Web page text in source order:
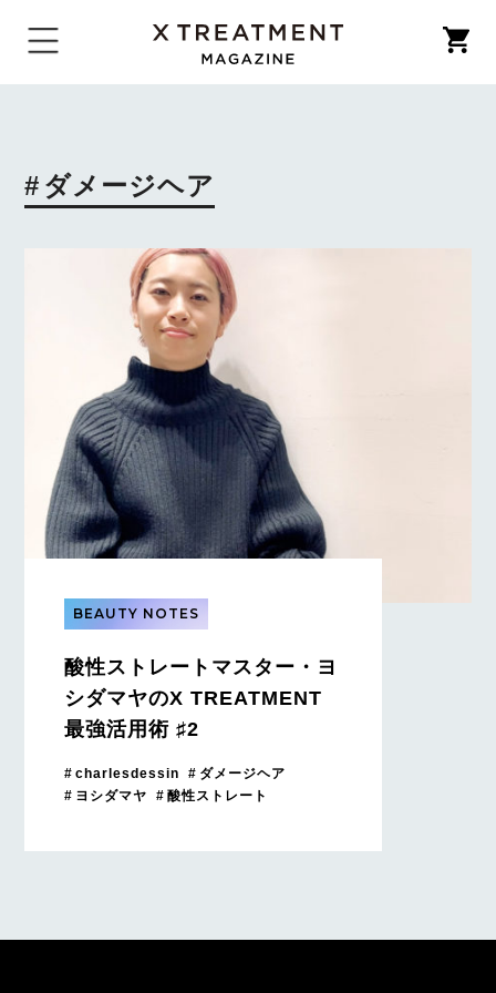
ダメージヘア
BEAUTY NOTES
酸性ストレートマスター・ヨ
シダマヤのX TREATMENT
最強活用術 ♯2
charlesdessin
ダメージヘア
ヨシダマヤ
酸性ストレート